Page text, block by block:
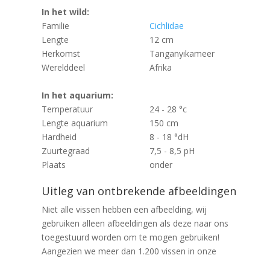
In het wild:
Familie
Cichlidae
Lengte
12 cm
Herkomst
Tanganyikameer
Werelddeel
Afrika
In het aquarium:
Temperatuur
24 - 28 °c
Lengte aquarium
150 cm
Hardheid
8 - 18 °dH
Zuurtegraad
7,5 - 8,5 pH
Plaats
onder
Uitleg van ontbrekende afbeeldingen
Niet alle vissen hebben een afbeelding, wij
gebruiken alleen afbeeldingen als deze naar ons
toegestuurd worden om te mogen gebruiken!
Aangezien we meer dan 1.200 vissen in onze